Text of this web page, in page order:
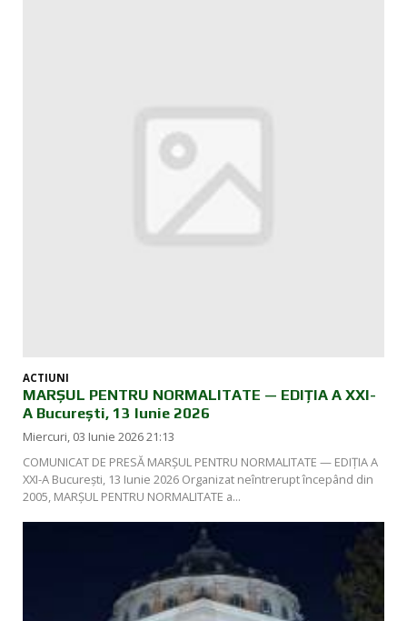
ACTIUNI
MARȘUL PENTRU NORMALITATE — EDIȚIA A XXI-
A București, 13 Iunie 2026
Miercuri, 03 Iunie 2026 21:13
COMUNICAT DE PRESĂ MARȘUL PENTRU NORMALITATE — EDIȚIA A
XXI-A București, 13 Iunie 2026 Organizat neîntrerupt începând din
2005, MARȘUL PENTRU NORMALITATE a...